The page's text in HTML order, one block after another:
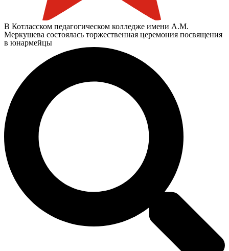
В Котласском педагогическом колледже имени А.М.
Меркушева состоялась торжественная церемония посвящения
в юнармейцы